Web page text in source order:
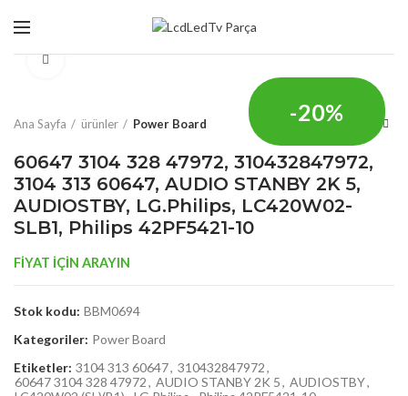
-20%
Ana Sayfa ürünler Power Board
60647 3104 328 47972, 310432847972,
3104 313 60647, AUDIO STANBY 2K 5,
AUDIOSTBY, LG.Philips, LC420W02-
SLB1, Philips 42PF5421-10
FİYAT İÇİN ARAYIN
Stok kodu: BBM0694
Kategoriler: Power Board
Etiketler: 3104 313 60647, 310432847972,
60647 3104 328 47972, AUDIO STANBY 2K 5, AUDIOSTBY,